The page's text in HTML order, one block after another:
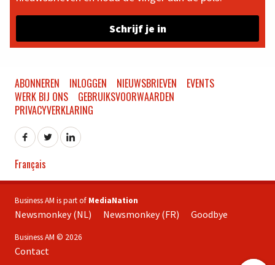
Schrijf je in
ABONNEREN INLOGGEN NIEUWSBRIEVEN
EVENTS
WERK BIJ ONS
GEBRUIKSVOORWAARDEN
PRIVACYVERKLARING
Français
Business AM is part of MediaNation
Newsmonkey (NL) Newsmonkey (FR) Goodbye
Business AM © 2026
Contact